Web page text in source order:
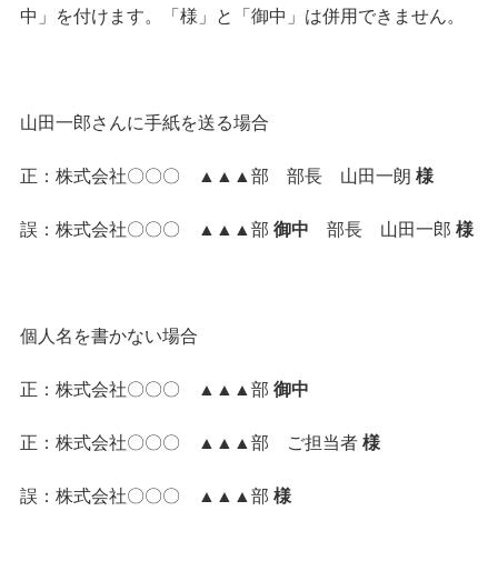
中」を付けます。
「様」と「御中」は併用できません。
山田一郎さんに手紙を送る場合
正：株式会社〇〇〇 ▲▲▲部 部長 山田一朗 様
誤：株式会社〇〇〇 ▲▲▲部 御中 部長 山田一郎 様
個人名を書かない場合
正：株式会社〇〇〇 ▲▲▲部 御中
正：株式会社〇〇〇 ▲▲▲部 ご担当者様
誤：株式会社〇〇〇 ▲▲▲部 様